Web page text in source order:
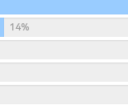
지(AnoGAN, Efficient
에서 질환 및 건강
는 AnoGAN을, 이상
14%